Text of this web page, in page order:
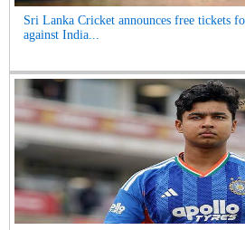
Sri Lanka Cricket announces free tickets
against India...